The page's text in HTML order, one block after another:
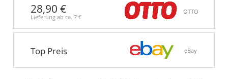
28,90 €
Lieferung ab ca. 7 €
OTTO
Top Preis eBay